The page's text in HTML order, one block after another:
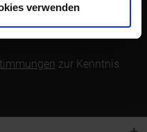
verwenden
Newsletter abonnieren
zur Kenntnis